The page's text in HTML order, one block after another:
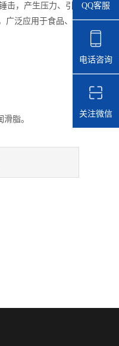
击，产生压力、引
泛应用于食品、
脂。
QQ客服
电话咨询
关注微信